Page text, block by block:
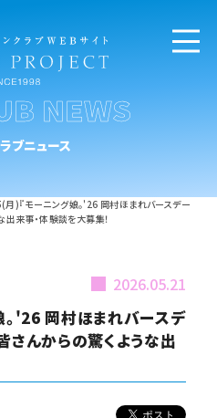
NEWS
ブニュース
)『モーニング娘。'26 岡村ほまれバースデー
来事・体験談を大募集！
2026.05.21
'26 岡村ほまれバースデ
さんからの驚くような出